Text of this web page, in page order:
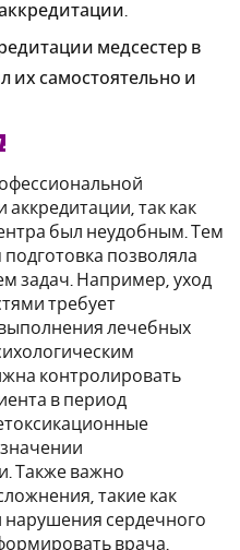
медсестер в
их самостоятельно и
так как
был неудобным. Тем
позволяла
задач. Например, уход
требует
лечебных
контролировать
в период
Также важно
такие как
сердечного
врача.